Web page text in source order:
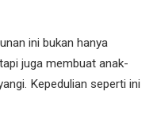
ini bukan hanya
juga membuat anak-
Kepedulian seperti ini